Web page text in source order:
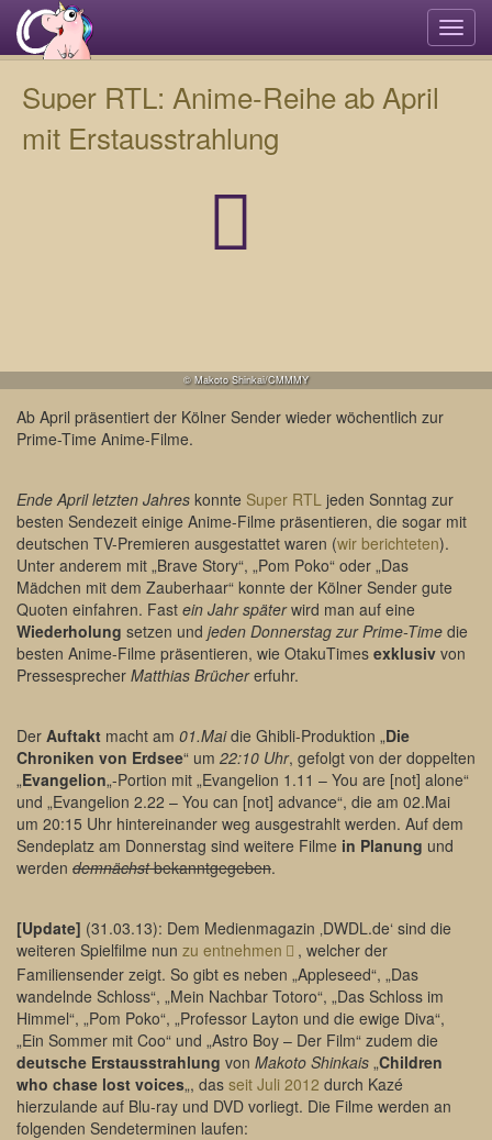
Super RTL: Anime-Reihe ab April
mit Erstausstrahlung
© Makoto Shinkai/CMMMY
Ab April präsentiert der Kölner Sender wieder wöchentlich zur
Prime-Time Anime-Filme.
Ende April letzten Jahres konnte Super RTL jeden Sonntag zur
besten Sendezeit einige Anime-Filme präsentieren, die sogar mit
deutschen TV-Premieren ausgestattet waren (wir berichteten).
Unter anderem mit „Brave Story“, „Pom Poko“ oder „Das
Mädchen mit dem Zauberhaar“ konnte der Kölner Sender gute
Quoten einfahren. Fast ein Jahr späterwird man auf eine
Wiederholung setzen und jeden Donnerstag zur Prime-Time die
besten Anime-Filme präsentieren, wie OtakuTimes exklusiv von
Pressesprecher Matthias Brüchererfuhr.
Der Auftakt macht am 01.Maidie Ghibli-Produktion „Die
Chroniken von Erdsee“ um 22:10 Uhr, gefolgt von der doppelten
„Evangelion„-Portion mit „Evangelion 1.11 – You are [not] alone“
und „Evangelion 2.22 – You can [not] advance“, die am 02.Mai
um 20:15 Uhr hintereinander weg ausgestrahlt werden. Auf dem
Sendeplatz am Donnerstag sind weitere Filme in Planung und
werden demnächstbekanntgegeben.
[Update] (31.03.13): Dem Medienmagazin ‚DWDL.de‘ sind die
weiteren Spielfilme nun zu entnehmen
, welcher der
Familiensender zeigt. So gibt es neben „Appleseed“, „Das
wandelnde Schloss“, „Mein Nachbar Totoro“, „Das Schloss im
Himmel“, „Pom Poko“, „Professor Layton und die ewige Diva“,
„Ein Sommer mit Coo“ und „Astro Boy – Der Film“ zudem die
deutsche Erstausstrahlung von Makoto Shinkais „Children
who chase lost voices„, das seit Juli 2012 durch Kazé
hierzulande auf Blu-ray und DVD vorliegt. Die Filme werden an
folgenden Sendeterminen laufen: